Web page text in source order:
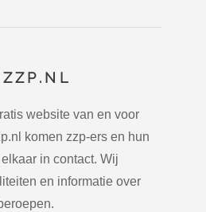
website van en voor
komen zzp-ers en hun
in contact. Wij
en informatie over